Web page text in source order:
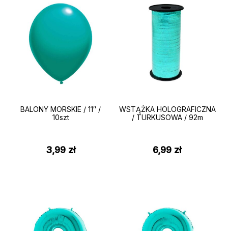
Akcesoria Party
Moje konto
Koszyk
BALONY MORSKIE / 11″ /
10szt
3,99 zł
WSTĄŻKA HOLOGRAFICZNA
/ TURKUSOWA / 92m
6,99 zł